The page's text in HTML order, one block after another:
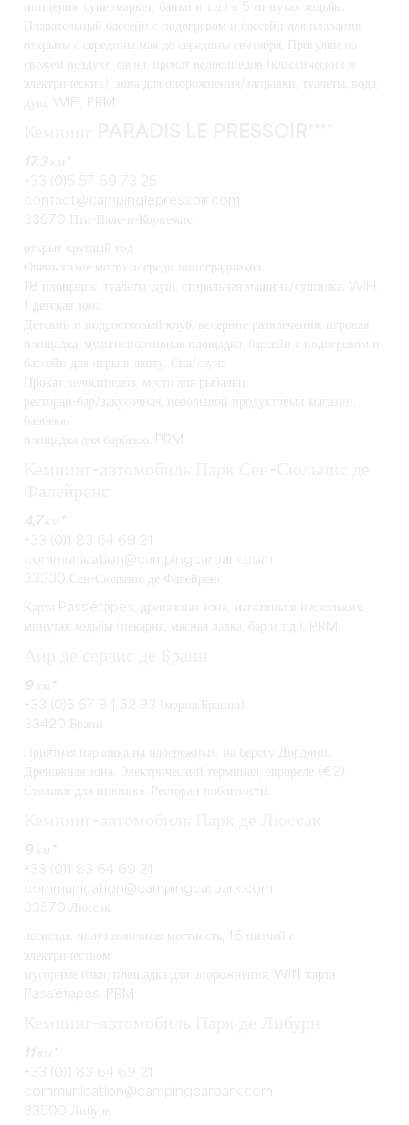
пиццерия, супермаркет, банки и т.д.) в 5 минутах ходьбы.
Плавательный бассейн с подогревом и бассейн для плавания
открыты с середины мая до середины сентября. Прогулки на
свежем воздухе, сауна, прокат велосипедов (классических и
электрических), зона для опорожнения/заправки, туалеты, вода,
душ, WIFI, PRM
17,3 км*
+33 (0)5 57 69 73 25
contact@campinglepressoir.com
33570 Пти-Пале-и-Корнемпс
открыт круглый год
Очень тихое место посреди виноградников.
18 площадок, туалеты, душ, стиральная машина/сушилка. WIFI.
1 детская зона.
Детский и подростковый клуб, вечерние развлечения, игровая
площадка, мультиспортивная площадка, бассейн с подогревом и
бассейн для игры в лапту. Спа/сауна.
Прокат велосипедов, место для рыбалки.
ресторан-бар/закусочная, небольшой продуктовый магазин,
барбекю
площадка для барбекю. PRM
4,7 км*
+33 (0)1 83 64 69 21
communication@campingcarpark.com
33330 Сен-Сюльпис де Фалейренс
Карта Pass'étapes, дренажная зона, магазины в нескольких
минутах ходьбы (пекарня, мясная лавка, бар и т.д.), PRM
9 км*
+33 (0)5 57 84 52 33 (мэрия Бранна)
33420 Бранн
Приятная парковка на набережных, на берегу Дордони.
Дренажная зона. Электрический терминал, еврореле (€2).
Столики для пикника. Ресторан поблизости.
9 км*
+33 (0)1 83 64 69 21
communication@campingcarpark.com
33570 Люссак
лесистая, полузатененная местность, 16 питчей с
электричеством
мусорные баки, площадка для опорожнения, Wifi, карта
Pass'étapes, PRM
11 км*
+33 (0)1 83 64 69 21
communication@campingcarpark.com
33500 Либурн